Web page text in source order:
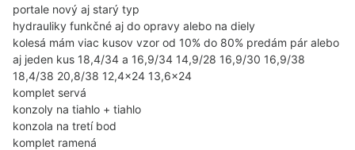
portale nový aj starý typ
hydrauliky funkčné aj do opravy alebo na diely
kolesá mám viac kusov vzor od 10% do 80% predám pár alebo
aj jeden kus 18,4/34 a 16,9/34 14,9/28 16,9/30 16,9/38
18,4/38 20,8/38 12,4×24 13,6×24
komplet servá
konzoly na tiahlo + tiahlo
konzola na tretí bod
komplet ramená